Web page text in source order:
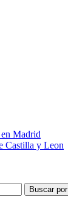
Madrid
Castilla y Leon
Buscar por